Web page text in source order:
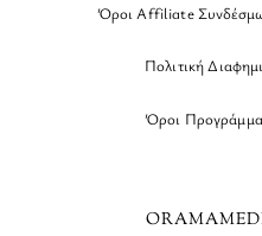
Όροι Affiliate
Πολιτική
Όροι